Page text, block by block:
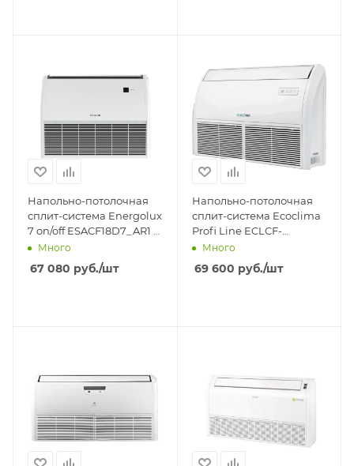
Напольно-потолочная
сплит-система Energolux
7 on/off ESACF18D7_AR1 /
ESAU18U7_AR1
Много
67 080 руб./шт
Напольно-потолочная
сплит-система Ecoclima
Profi Line ECLCF-
TC18/4R1A
Много
69 600 руб./шт